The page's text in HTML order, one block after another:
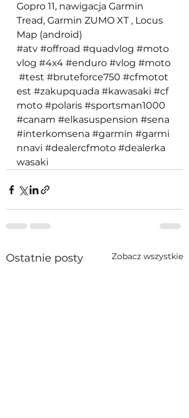
Gopro 11, nawigacja Garmin
Tread, Garmin ZUMO XT , Locus
Map (android)
#atv #offroad #quadvlog #moto
vlog #4x4 #enduro #vlog #moto
#test #bruteforce750 #cfmotot
est #zakupquada #kawasaki #cf
moto #polaris #sportsman1000
#canam #elkasuspension #sena
#interkomsena #garmin #garmi
nnavi #dealercfmoto #dealerka
wasaki
Ostatnie posty Zobacz wszystkie